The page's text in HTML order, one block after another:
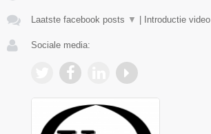
Laatste facebook posts ▼ | Introductie video
Sociale media: